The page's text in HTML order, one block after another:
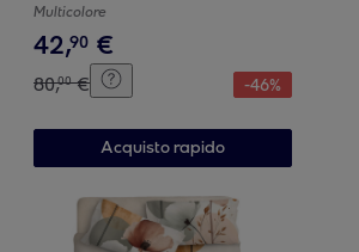
Prugna/Viola
Multicolore
42,90 €
80,00 € -46%
Acquisto rapido